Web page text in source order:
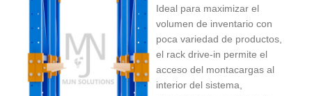
Ideal para maximizar el
volumen de inventario con
poca variedad de productos,
el rack drive-in permite el
acceso del montacargas al
interior del sistema,